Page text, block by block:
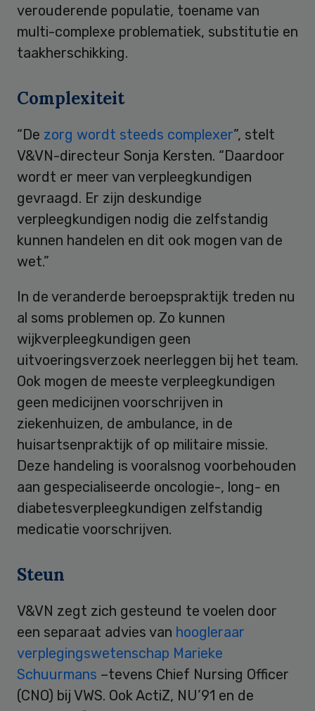
verouderende populatie, toename van
multi-complexe problematiek, substitutie en
taakherschikking.
Complexiteit
“De zorg wordt steeds complexer”, stelt
V&VN-directeur Sonja Kersten. “Daardoor
wordt er meer van verpleegkundigen
gevraagd. Er zijn deskundige
verpleegkundigen nodig die zelfstandig
kunnen handelen en dit ook mogen van de
wet.”
In de veranderde beroepspraktijk treden nu
al soms problemen op. Zo kunnen
wijkverpleegkundigen geen
uitvoeringsverzoek neerleggen bij het team.
Ook mogen de meeste verpleegkundigen
geen medicijnen voorschrijven in
ziekenhuizen, de ambulance, in de
huisartsenpraktijk of op militaire missie.
Deze handeling is vooralsnog voorbehouden
aan gespecialiseerde oncologie-, long- en
diabetesverpleegkundigen zelfstandig
medicatie voorschrijven.
Steun
V&VN zegt zich gesteund te voelen door
een separaat advies van hoogleraar
verplegingswetenschap Marieke
Schuurmans –tevens Chief Nursing Officer
(CNO) bij VWS. Ook ActiZ, NU’91 en de